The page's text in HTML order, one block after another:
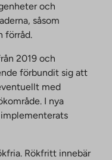
och
såsom
förråd.
2019 och
förbundit sig att
med
I nya
Rökfritt innebär